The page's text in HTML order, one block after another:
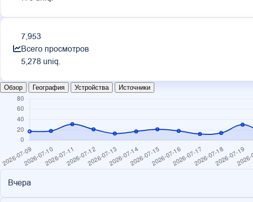
7,953
Всего просмотров
5,278 uniq.
Обзор География Устройства Источники
Вчера